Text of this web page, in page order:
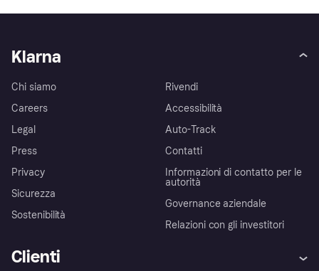
Klarna
Chi siamo
Careers
Legal
Press
Privacy
Sicurezza
Sostenibilità
Rivendi
Accessibilità
Auto-Track
Contatti
Informazioni di contatto per le
autorità
Governance aziendale
Relazioni con gli investitori
Clienti